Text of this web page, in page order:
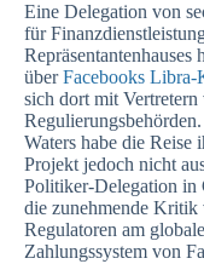
Eine Delegation von
für
überFacebooks
sich dort mit Vertretern
Waters habe die Reise
Projekt jedoch nicht
Politiker-Delegation
die zunehmende Kritik
Regulatoren am
Zahlungssystem von